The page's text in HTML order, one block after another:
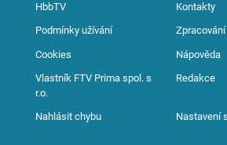
HbbTV Kontakty
Podmínky užívání
Cookies Nápověda
Vlastník FTV Prima spol. s
r.o.
Redakce
Nahlásit chybu Nastavení